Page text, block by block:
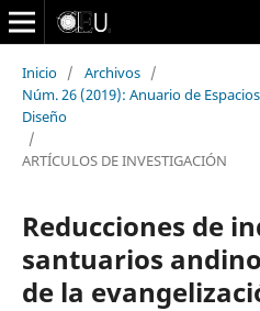
Inicio / Archivos /
Núm. 26 (2019): Anuario de
Diseño
/
ARTÍCULOS DE INVESTIGACIÓN
Reducciones de
santuarios
de la